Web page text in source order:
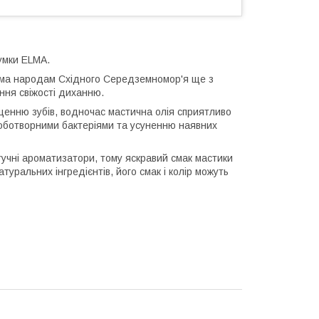
ELMA.
народам Східного Середземномор'я ще з
свіжості диханню.
зубів, водночас мастична олія сприятливо
бактеріями та усуненню наявних
ароматизатори, тому яскравий смак мастики
інгредієнтів, його смак і колір можуть